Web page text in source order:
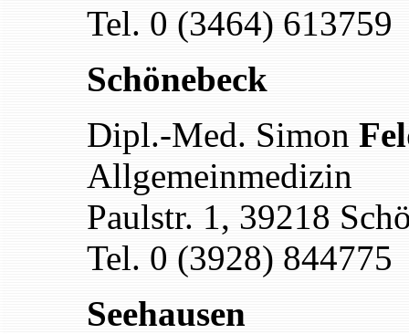
Tel. 0 (3464) 613759
Schönebeck
Dipl.-Med. Simon
Allgemeinmedizin
Paulstr. 1, 39218
Tel. 0 (3928) 844775
Seehausen